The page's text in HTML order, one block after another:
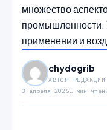
множество
промышленности.
применении и
chydogrib
АВТОР РЕДАКЦИИ
3 апреля 20261 мин